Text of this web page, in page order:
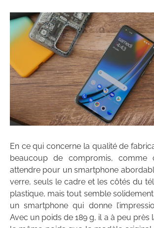
En ce qui concerne la qualité de
beaucoup de compromis, comme
attendre pour un smartphone
verre, seuls le cadre et les côtés du
plastique, mais tout semble solidement
un smartphone qui donne
Avec un poids de 189 g, il a à peu près